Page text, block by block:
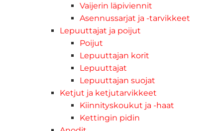
Vaijerin läpiviennit
Asennussarjat ja -tarvikkeet
Lepuuttajat ja poijut
Poijut
Lepuuttajan korit
Lepuuttajat
Lepuuttajan suojat
Ketjut ja ketjutarvikkeet
Kiinnityskoukut ja -haat
Kettingin pidin